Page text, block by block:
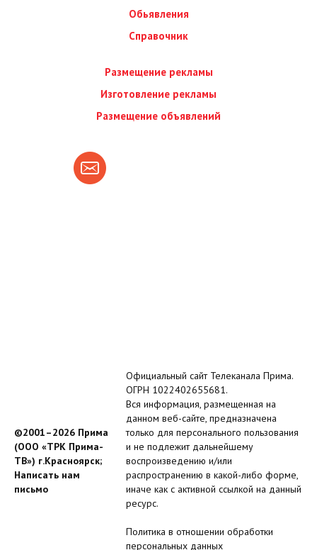
Обьявления
Справочник
Размещение рекламы
Изготовление рекламы
Размещение объявлений
©2001–2026 Прима
(ООО «ТРК Прима-
ТВ») г.Красноярск;
Написать нам
письмо
Официальный сайт Телеканала Прима.
ОГРН 1022402655681.
Вся информация, размещенная на
данном веб-сайте, предназначена
только для персонального пользования
и не подлежит дальнейшему
воспроизведению и/или
распространению в какой-либо форме,
иначе как с активной ссылкой на данный
ресурс.
Политика в отношении обработки
персональных данных